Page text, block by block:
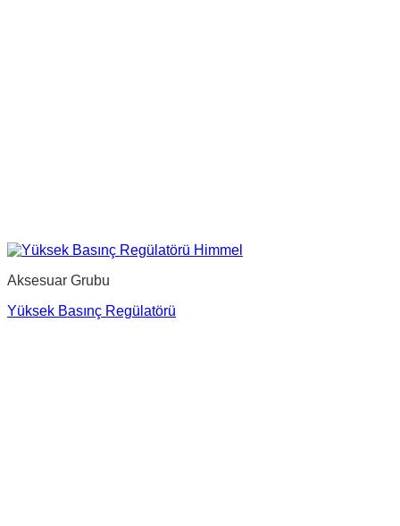
Aksesuar Grubu
Yüksek Basınç Regülatörü